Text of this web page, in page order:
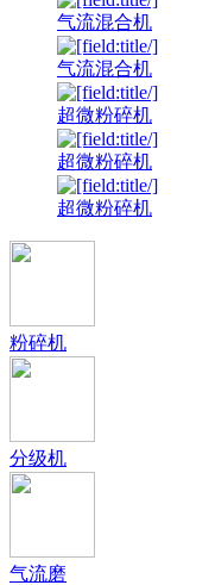
气流混合机
气流混合机
超微粉碎机
超微粉碎机
超微粉碎机
粉碎机
分级机
气流磨